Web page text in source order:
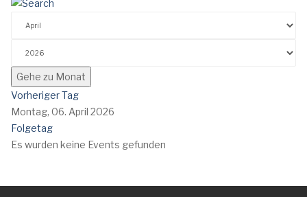
Gehe zu Monat
Vorheriger Tag
Montag, 06. April 2026
Folgetag
Es wurden keine Events gefunden